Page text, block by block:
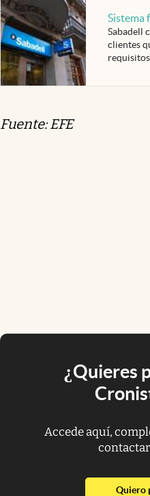
Sistema
Sabadell
clientes
requisitos
Fuente: EFE
¿Quieres
Accede aquí,
Quiero